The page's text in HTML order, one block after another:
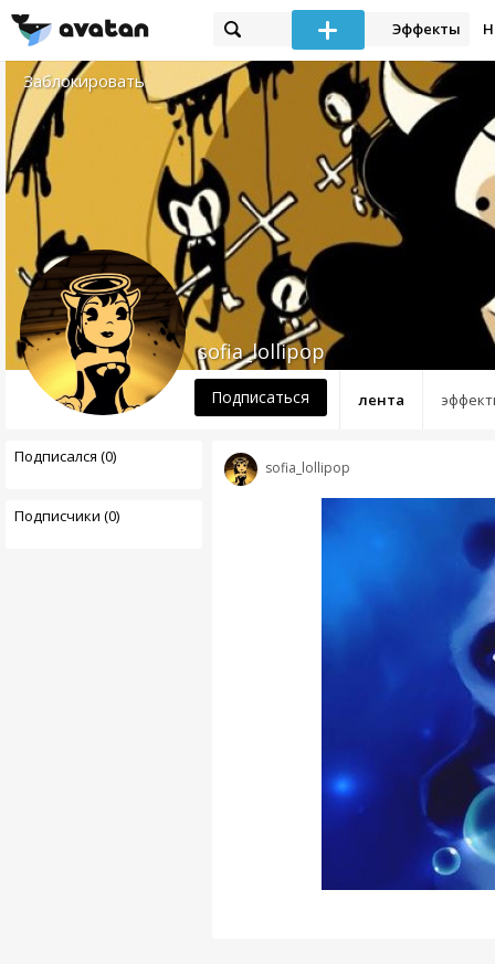
Эффекты
Заблокировать
лента
sofia_lollipop
Подписаться
Подписался (0)
Подписчики (0)
sofia_lollipop